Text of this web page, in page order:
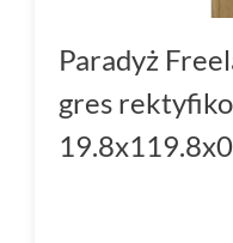
Paradyż
gres